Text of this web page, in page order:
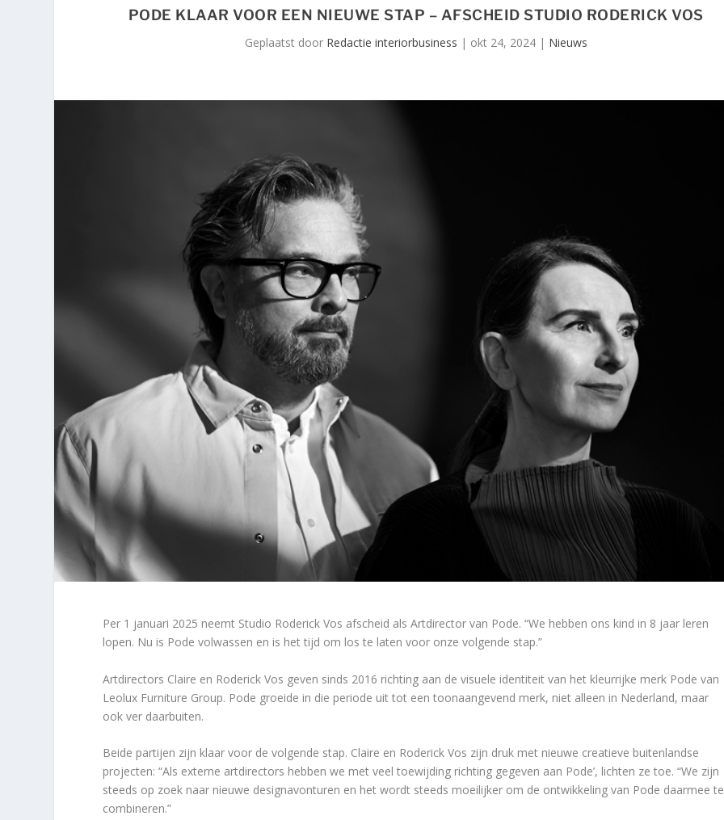
PODE KLAAR VOOR EEN NIEUWE STAP – AFSCHEID STUDIO RODERICK VOS
Geplaatst door Redactie interiorbusiness | okt 24, 2024| Nieuws
Per 1 januari 2025 neemt Studio Roderick Vos afscheid als Artdirector van Pode. “We hebben ons kind in 8 jaar leren
lopen. Nu is Pode volwassen en is het tijd om los te laten voor onze volgende stap.”
Artdirectors Claire en Roderick Vos geven sinds 2016 richting aan de visuele identiteit van het kleurrijke merk Pode van
Leolux Furniture Group. Pode groeide in die periode uit tot een toonaangevend merk, niet alleen in Nederland, maar
ook ver daarbuiten.
Beide partijen zijn klaar voor de volgende stap. Claire en Roderick Vos zijn druk met nieuwe creatieve buitenlandse
projecten: “Als externe artdirectors hebben we met veel toewijding richting gegeven aan Pode’, lichten ze toe. “We zijn
steeds op zoek naar nieuwe designavonturen en het wordt steeds moeilijker om de ontwikkeling van Pode daarmee te
combineren.”